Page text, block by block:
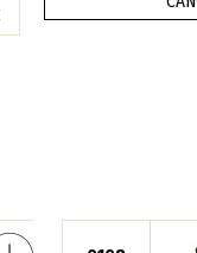
Balthazar L.12